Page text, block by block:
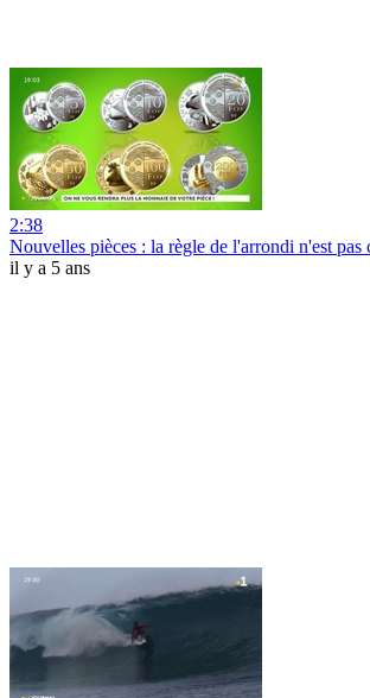
2:38
Nouvelles pièces : la règle de l'arrondi n'est pas
il y a 5 ans